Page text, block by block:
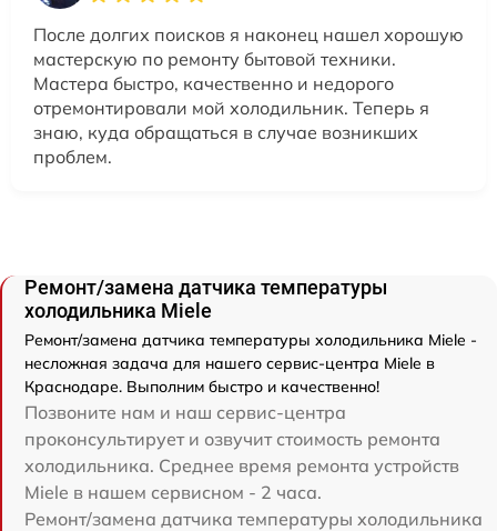
После долгих поисков я наконец нашел хорошую
мастерскую по ремонту бытовой техники.
Мастера быстро, качественно и недорого
отремонтировали мой холодильник. Теперь я
знаю, куда обращаться в случае возникших
проблем.
Ремонт/замена датчика температуры
холодильника Miele
Ремонт/замена датчика температуры холодильника Miele -
несложная задача для нашего сервис-центра Miele в
Краснодаре. Выполним быстро и качественно!
Позвоните нам и наш сервис-центра
проконсультирует и озвучит стоимость ремонта
холодильника. Среднее время ремонта устройств
Miele в нашем сервисном - 2 часа.
Ремонт/замена датчика температуры холодильника